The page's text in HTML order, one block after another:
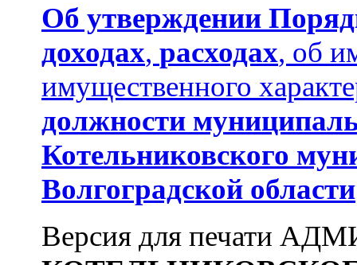
Об утверждении
доходах, расходах, об
имущественного
должности
Котельниковского
Волгоградской области
Версия для печати